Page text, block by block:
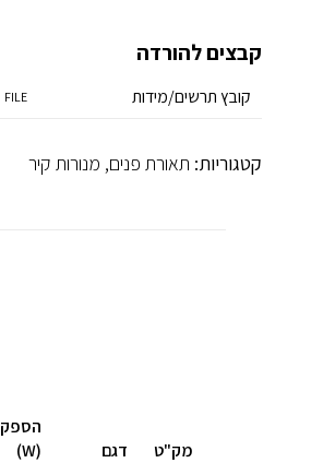
קבצים להורדה
קובץ תרשים/מידות FILE
קטגוריות: תאורת פנים, מנורות קיר
מק"ט דגם
הספק
(W)